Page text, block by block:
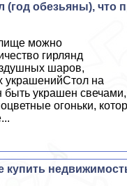
(год обезьяны), что
можно
гирлянд
шаров,
украшенийСтол на
украшен свечами,
огоньки,
купить